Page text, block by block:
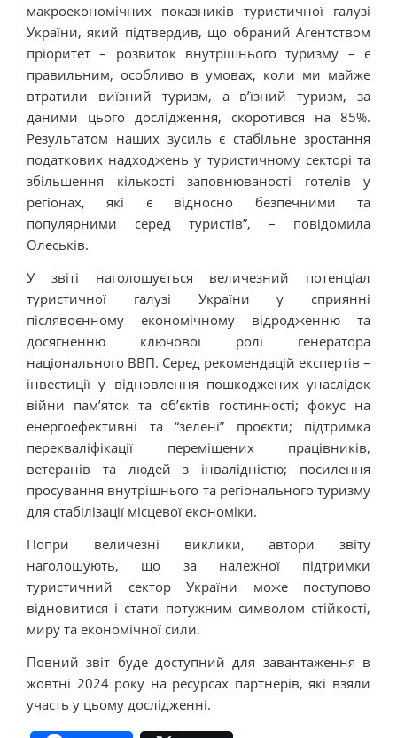
макроекономічних показників туристичної галузі
України, який підтвердив, що обраний Агентством
пріоритет – розвиток внутрішнього туризму – є
правильним, особливо в умовах, коли ми майже
втратили виїзний туризм, а в’їзний туризм, за
даними цього дослідження, скоротився на 85%.
Результатом наших зусиль є стабільне зростання
податкових надходжень у туристичному секторі та
збільшення кількості заповнюваності готелів у
регіонах, які є відносно безпечними та
популярними серед туристів”, – повідомила
Олеськів.
У звіті наголошується величезний потенціал
туристичної галузі України у сприянні
післявоєнному економічному відродженню та
досягненню ключової ролі генератора
національного ВВП. Серед рекомендацій експертів –
інвестиції у відновлення пошкоджених унаслідок
війни пам’яток та об’єктів гостинності; фокус на
енергоефективні та “зелені” проєкти; підтримка
перекваліфікації переміщених працівників,
ветеранів та людей з інвалідністю; посилення
просування внутрішнього та регіонального туризму
для стабілізації місцевої економіки.
Попри величезні виклики, автори звіту
наголошують, що за належної підтримки
туристичний сектор України може поступово
відновитися і стати потужним символом стійкості,
миру та економічної сили.
Повний звіт буде доступний для завантаження в
жовтні 2024 року на ресурсах партнерів, які взяли
участь у цьому дослідженні.